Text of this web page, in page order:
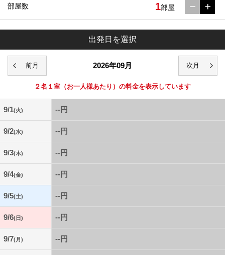
部屋数 1部屋
出発日を選択
2026年09月
２名１室 （お一人様あたり）の料金を表示しています
9/1(火) --円
9/2(水) --円
9/3(木) --円
9/4(金) --円
9/5(土) --円
9/6(日) --円
9/7(月) --円